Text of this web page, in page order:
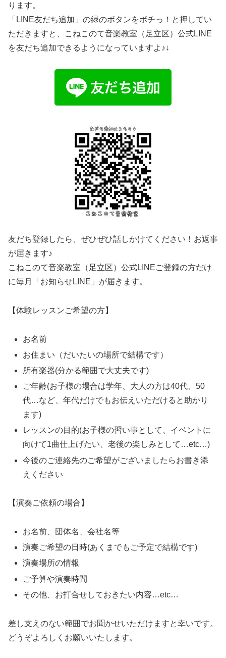
ります。
「LINE友だち追加」の緑のボタンをポチっ！と押してい
ただきますと、こねこのて音楽教室（足立区）公式LINE
を友だち追加できるようになっていますよ♪↓
友だち登録したら、ぜひぜひ話しかけてください！お返事
が届きます♪
こねこのて音楽教室（足立区）公式LINEご登録の方だけ
に毎月「お知らせLINE」が届きます。
【体験レッスンご希望の方】
お名前
お住まい（だいたいの場所で結構です）
所有楽器(分かる範囲で大丈夫です)
ご年齢(お子様の場合は学年、大人の方は40代、50
代…など、年代だけでもお伝えいただけると助かり
ます)
レッスンの目的(お子様の習い事として、イベントに
向けて1曲仕上げたい、老後の楽しみとして…etc…)
今後のご連絡先のご希望がございましたらお書き添
えください
【演奏ご依頼の場合】
お名前、団体名、会社名等
演奏ご希望の日時(あくまでもご予定で結構です)
演奏場所の情報
ご予算や演奏時間
その他、お打合せしておきたい内容…etc…
差し支えのない範囲でお聞かせいただけますと幸いです。
どうぞよろしくお願いいたします。